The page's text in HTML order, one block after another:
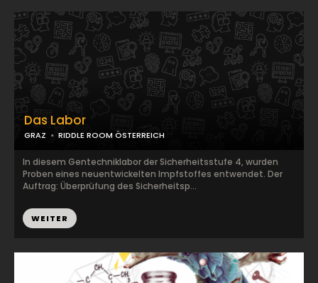
Das Labor
GRAZ RIDDLE ROOM ÖSTERREICH
In diesem Gentechniklabor der Sicherheitsstufe 4, wurden
Proben eines neuentwickelten Impfstoffes entwendet. Der
Auftrag: Überprüfung des Sicherheitsp...
WEITER